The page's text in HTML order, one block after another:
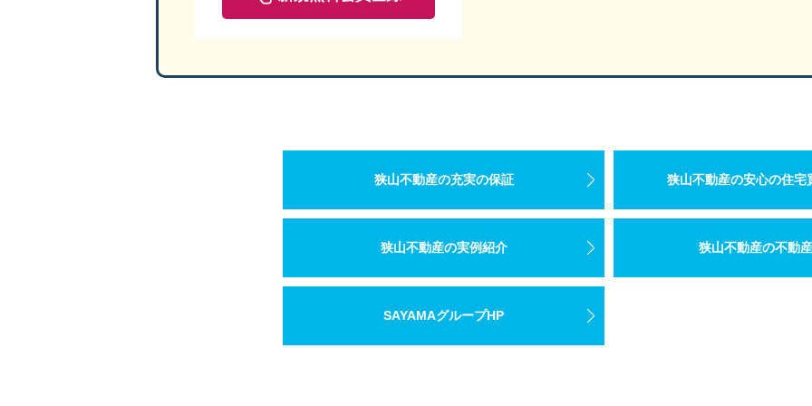
狭山不動産の充実の保証 狭山不動産の安心の住宅
狭山不動産の実例紹介 狭山不動産の不動
SAYAMAグループHP